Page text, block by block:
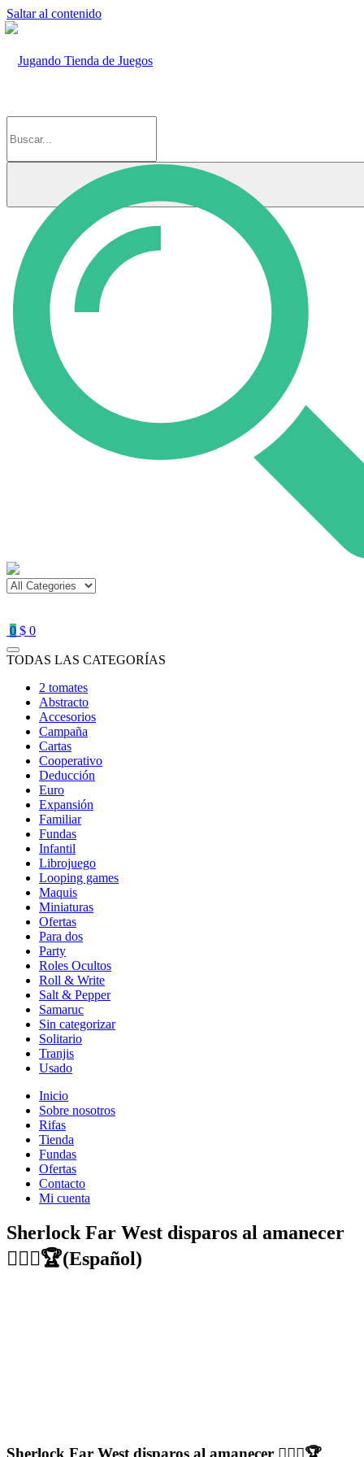
Saltar al contenido
0 $ 0
TODAS LAS CATEGORÍAS
2 tomates
Abstracto
Accesorios
Campaña
Cartas
Cooperativo
Deducción
Euro
Expansión
Familiar
Fundas
Infantil
Librojuego
Looping games
Maquis
Miniaturas
Ofertas
Para dos
Party
Roles Ocultos
Roll & Write
Salt & Pepper
Samaruc
Sin categorizar
Solitario
Tranjis
Usado
Inicio
Sobre nosotros
Rifas
Tienda
Fundas
Ofertas
Contacto
Mi cuenta
Sherlock Far West disparos al amanecer
🕵️‍♀️🎲🏆(Español)
Sherlock Far West disparos al amanecer 🕵️‍♀️🎲🏆